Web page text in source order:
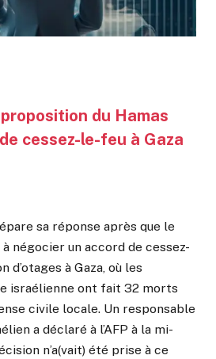
du Hamas
cessez-le-feu à Gaza
sa réponse après que le
négocier un accord de cessez-
à Gaza, où les
israélienne ont fait 32 morts
civile locale. Un responsable
a déclaré à l’AFP à la mi-
n’a(vait) été prise à ce